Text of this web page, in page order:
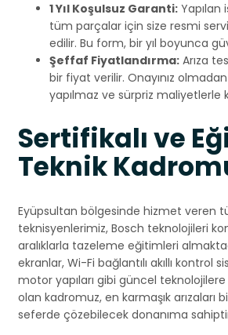
1 Yıl Koşulsuz Garanti: Yapılan
tüm parçalar için size resmi
edilir. Bu form, bir yıl boyunca
Şeffaf Fiyatlandırma: Arıza
bir fiyat verilir. Onayınız
yapılmaz ve sürpriz maliyetlerle
Sertifikalı ve
Teknik
Eyüpsultan bölgesinde hizmet veren
teknisyenlerimiz, Bosch teknolojileri
aralıklarla tazeleme eğitimleri
ekranlar, Wi-Fi bağlantılı akıllı kontrol
motor yapıları gibi güncel
olan kadromuz, en karmaşık arızaları
seferde çözebilecek donanıma